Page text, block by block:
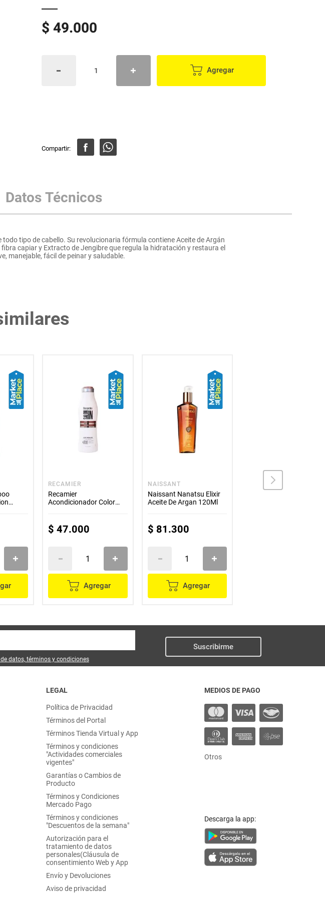
$49.000
Agregar
Datos Técnicos
tipo de cabello. Su revolucionaria fórmula contiene Aceite de Argán
capiar y Extracto de Jengibre que regula la hidratación y restaura el
manejable, fácil de peinar y saludable.
RECAMIER
Recamier
Acondicionador Color
$ 47.000
Agregar
NAISSANT
Naissant Nanatsu Elixir
Aceite De Argan 120Ml
$ 81.300
Agregar
HEAD & SHOULDERS
datos, términos y condiciones
Suscribirme
LEGAL
Política de Privacidad
Términos del Portal
Términos Tienda Virtual y App
Términos y condiciones
"Actividades comerciales
vigentes"
Garantías o Cambios de
Producto
Términos y Condiciones
Mercado Pago
Términos y condiciones
"Descuentos de la semana"
Autorización para el
tratamiento de datos
personales(Cláusula de
consentimiento Web y App
Envío y Devoluciones
Aviso de privacidad
MEDIOS DE PAGO
Otros
Descarga la app: